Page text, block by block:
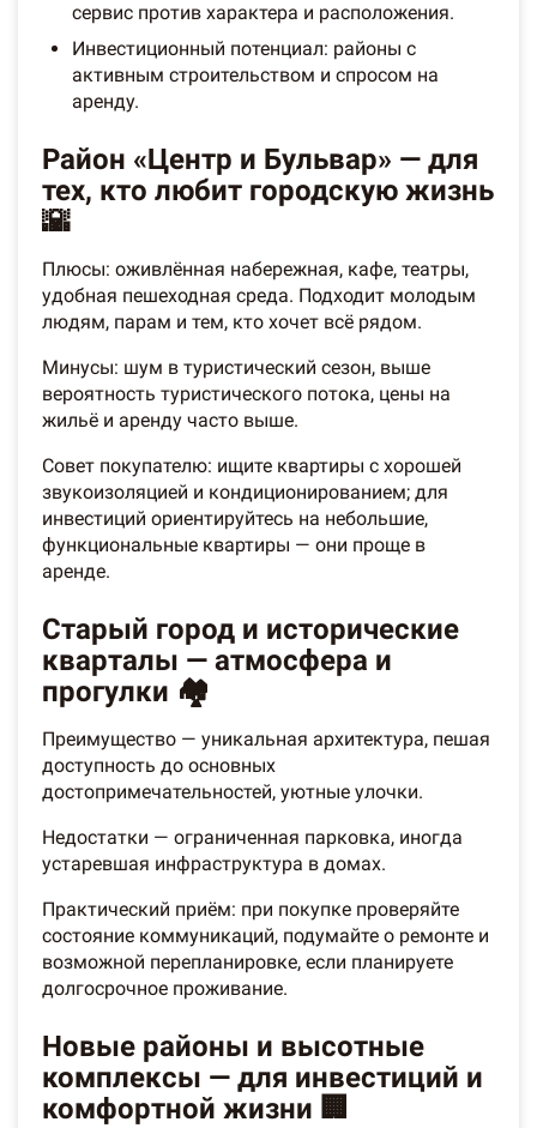
сервис против характера и расположения.
Инвестиционный потенциал: районы с
активным строительством и спросом на
аренду.
Район «Центр и Бульвар» — для
тех, кто любит городскую жизнь
🌇
Плюсы: оживлённая набережная, кафе, театры,
удобная пешеходная среда. Подходит молодым
людям, парам и тем, кто хочет всё рядом.
Минусы: шум в туристический сезон, выше
вероятность туристического потока, цены на
жильё и аренду часто выше.
Совет покупателю: ищите квартиры с хорошей
звукоизоляцией и кондиционированием; для
инвестиций ориентируйтесь на небольшие,
функциональные квартиры — они проще в
аренде.
Старый город и исторические
кварталы — атмосфера и
прогулки 🏘️
Преимущество — уникальная архитектура, пешая
доступность до основных
достопримечательностей, уютные улочки.
Недостатки — ограниченная парковка, иногда
устаревшая инфраструктура в домах.
Практический приём: при покупке проверяйте
состояние коммуникаций, подумайте о ремонте и
возможной перепланировке, если планируете
долгосрочное проживание.
Новые районы и высотные
комплексы — для инвестиций и
комфортной жизни 🏢